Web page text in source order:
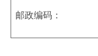
邮政编码：